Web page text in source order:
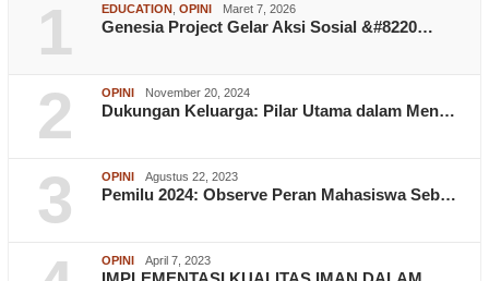
1 EDUCATION OPINI Maret 7, 2026
Genesia Project Gelar Aksi Sosial &#8220…
2 OPINI November 20, 2024
Dukungan Keluarga: Pilar Utama dalam Men…
3 OPINI Agustus 22, 2023
Pemilu 2024: Observe Peran Mahasiswa Seb…
OPINI April 7, 2023